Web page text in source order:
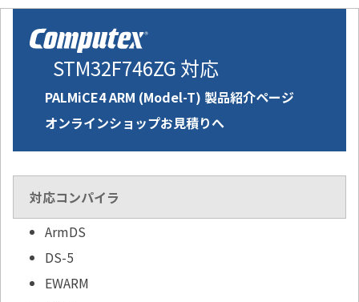
STM32F746ZG 対応
PALMiCE4 ARM (Model-T) 製品紹介ページ
オンラインショップお見積りへ
対応コンパイラ
ArmDS
DS-5
EWARM